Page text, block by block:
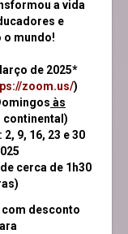
a vida
e
mundo!
de 2025*
zoom.us/)
às
continental)
2, 9, 16, 23 e 30
cerca de 1h30
desconto